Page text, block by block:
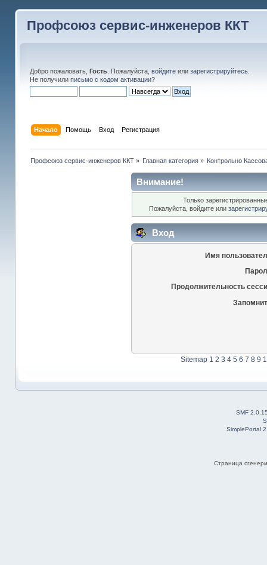
Профсоюз сервис-инженеров ККТ
Добро пожаловать, Гость. Пожалуйста, войдитеили зарегистрируйтесь.
Не получили письмо с кодом активации?
Начало Помощь Вход Регистрация
Профсоюз сервис-инженеров ККТ» Главная категория » Контрольно
Внимание!
Только
Пожалуйста, войдите или
Вход
Имя
Продолжительность
Sitemap 1 2 3 4 5 6 7 8 9
SMF
SimplePortal
Страница